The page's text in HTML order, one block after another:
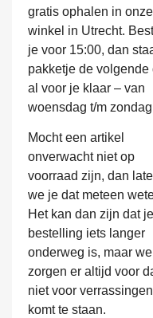
gratis ophalen in onze
winkel in Utrecht.
je voor 15:00, dan
pakketje de volgende
al voor je klaar – van
woensdag t/m
Mocht een artikel
onverwacht niet op
voorraad zijn, dan
we je dat meteen
Het kan dan zijn dat je
bestelling iets langer
onderweg is, maar we
zorgen er altijd voor
niet voor verrassingen
komt te staan.